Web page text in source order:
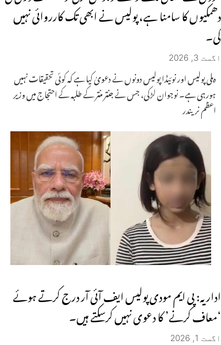
دھمکیوں کا سامنا ہے، پولیس نے ابھی تک کارروائی نہیں
کی۔
اگست 3, 2026
دہلی پولیس اور نوئیڈا پولیس دونوں نے دعویٰ کیا ہے کہ کوئی تحقیقات نہیں
ہورہی ہے۔ نوجوان لڑکی، جس نے جنتر منتر کے طلبہ کے احتجاج میں وزیر
اعظم نریندر
اداریہ: پی ایم مودی پولیس ایف آئی آر درج کرتے ہوئے
‘معاف کرنے’ کا دعوی نہیں کرسکتے ہیں۔
اگست 1, 2026